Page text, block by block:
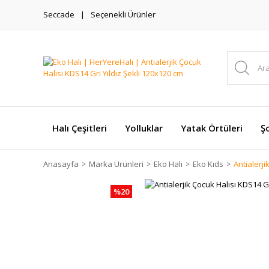
Seccade Seçenekli Ürünler
Halı Çeşitleri Yolluklar Yatak Örtüleri
Anasayfa Marka Ürünleri Eko Halı Eko Kıds Antialerjik
%20